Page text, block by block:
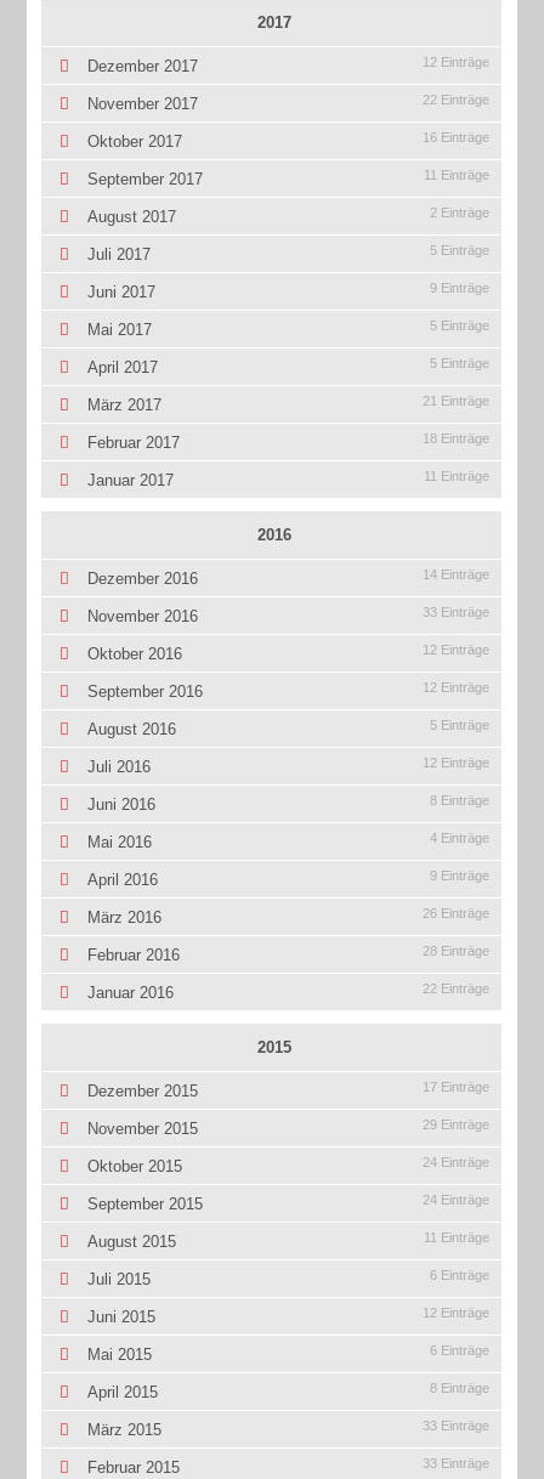
2017
Dezember 2017 12 Einträge
November 2017 22 Einträge
Oktober 2017 16 Einträge
September 2017 11 Einträge
August 2017 2 Einträge
Juli 2017 5 Einträge
Juni 2017 9 Einträge
Mai 2017 5 Einträge
April 2017 5 Einträge
März 2017 21 Einträge
Februar 2017 18 Einträge
Januar 2017 11 Einträge
2016
Dezember 2016 14 Einträge
November 2016 33 Einträge
Oktober 2016 12 Einträge
September 2016 12 Einträge
August 2016 5 Einträge
Juli 2016 12 Einträge
Juni 2016 8 Einträge
Mai 2016 4 Einträge
April 2016 9 Einträge
März 2016 26 Einträge
Februar 2016 28 Einträge
Januar 2016 22 Einträge
2015
Dezember 2015 17 Einträge
November 2015 29 Einträge
Oktober 2015 24 Einträge
September 2015 24 Einträge
August 2015 11 Einträge
Juli 2015 6 Einträge
Juni 2015 12 Einträge
Mai 2015 6 Einträge
April 2015 8 Einträge
März 2015 33 Einträge
Februar 2015 33 Einträge